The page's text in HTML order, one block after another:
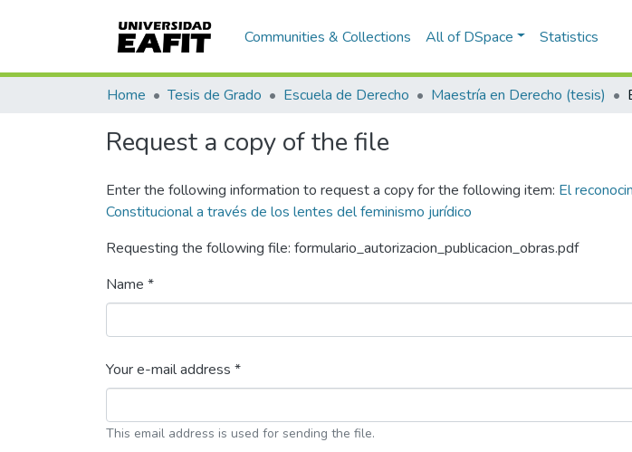
Communities & Collections All of DSpace Statistics
Home Tesis de Grado Escuela de Derecho Maestría en Derecho (tesis)
Request a copy of the file
Enter the following information to request a copy for the following item: El
Constitucional a través de los lentes del feminismo jurídico
Requesting the following file: formulario_autorizacion_publicacion_obras.pdf
Name *
Your e-mail address *
This email address is used for sending the file.